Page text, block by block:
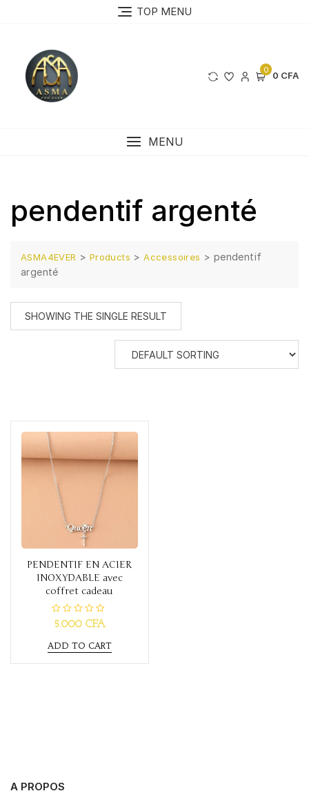
TOP MENU
0 0 CFA
MENU
pendentif argenté
ASMA4EVER > Products >Accessoires > pendentif
argenté
SHOWING THE SINGLE RESULT
PENDENTIF EN ACIER
INOXYDABLE avec
coffret cadeau
R
a
e
d
0
5.000 CFA
ADD TO CART
A PROPOS